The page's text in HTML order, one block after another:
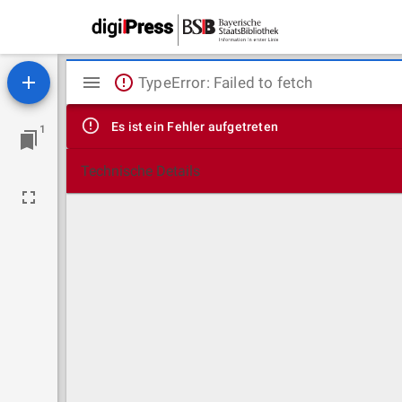
1
Mirador
Viewer
TypeError: Failed to fetch
Es ist ein Fehler aufgetreten
Technische Details